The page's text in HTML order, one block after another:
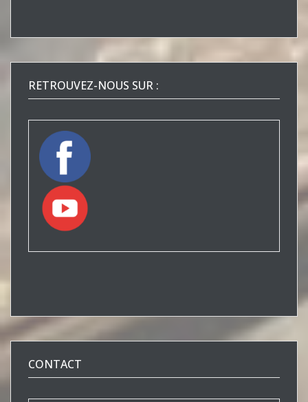
RETROUVEZ-NOUS SUR :
CONTACT